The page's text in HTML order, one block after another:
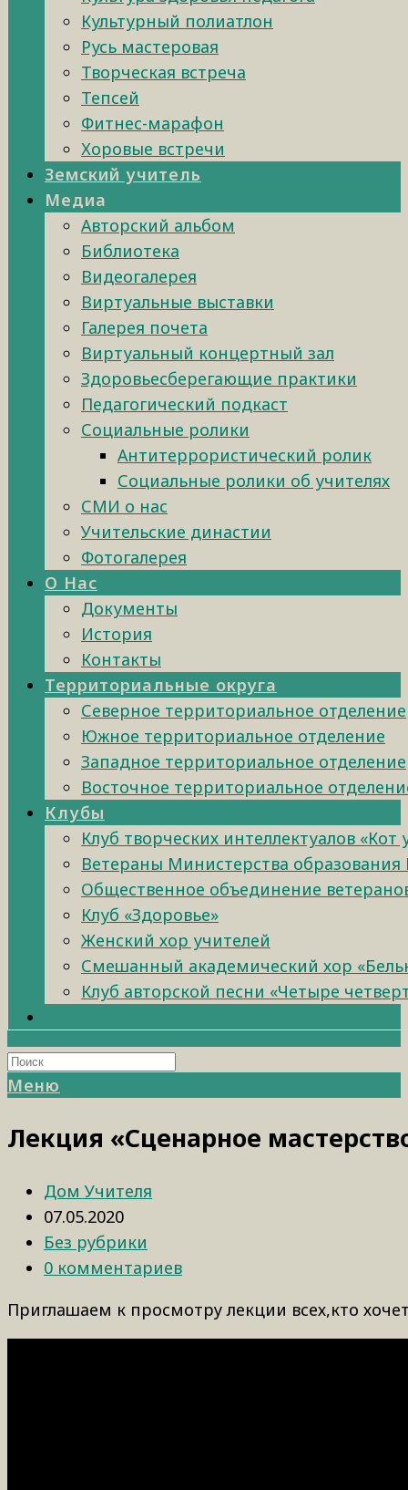
Культурный полиатлон
Русь мастеровая
Творческая встреча
Тепсей
Фитнес-марафон
Хоровые встречи
Земский учитель
Медиа
Авторский альбом
Библиотека
Видеогалерея
Виртуальные выставки
Галерея почета
Виртуальный концертный зал
Здоровьесберегающие практики
Педагогический подкаст
Социальные ролики
Антитеррористический ролик
Социальные ролики об учителях
СМИ о нас
Учительские династии
Фотогалерея
О Нас
Документы
История
Контакты
Территориальные округа
Северное территориальное отделение
Южное территориальное отделение
Западное территориальное отделение
Восточное территориальное
Клубы
Клуб творческих интеллектуалов «Кот
Ветераны Министерства образования
Общественное объединение
Клуб «Здоровье»
Женский хор учителей
Смешанный академический хор
Клуб авторской песни «Четыре
Меню
Лекция «Сценарное
Дом Учителя
07.05.2020
Без рубрики
0 комментариев
Приглашаем к просмотру лекции всех,кто